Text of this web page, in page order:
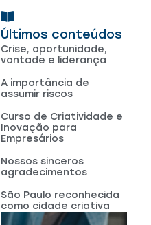
Últimos conteúdos
Crise, oportunidade,
vontade e liderança
A importância de
assumir riscos
Curso de Criatividade e
Inovação para
Empresários
Nossos sinceros
agradecimentos
São Paulo reconhecida
como cidade criativa